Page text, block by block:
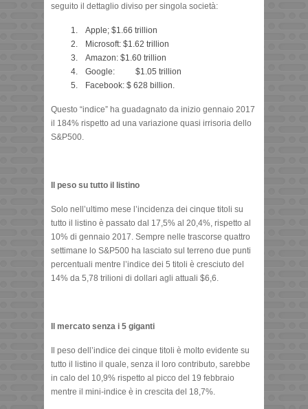
seguito il dettaglio diviso per singola società:
Apple; $1.66 trillion
Microsoft: $1.62 trillion
Amazon: $1.60 trillion
Google: $1.05 trillion
Facebook: $ 628 billion.
Questo “indice” ha guadagnato da inizio gennaio 2017
il 184% rispetto ad una variazione quasi irrisoria dello
S&P500.
Il peso su tutto il listino
Solo nell’ultimo mese l’incidenza dei cinque titoli su
tutto il listino è passato dal 17,5% al 20,4%, rispetto al
10% di gennaio 2017. Sempre nelle trascorse quattro
settimane lo S&P500 ha lasciato sul terreno due punti
percentuali mentre l’indice dei 5 titoli è cresciuto del
14% da 5,78 trilioni di dollari agli attuali $6,6.
Il mercato senza i 5 giganti
Il peso dell’indice dei cinque titoli è molto evidente su
tutto il listino il quale, senza il loro contributo, sarebbe
in calo del 10,9% rispetto al picco del 19 febbraio
mentre il mini-indice è in crescita del 18,7%.